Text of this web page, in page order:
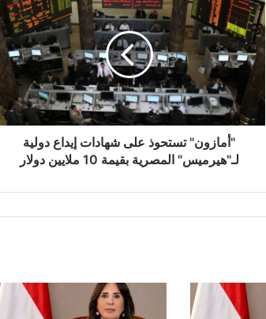
تستحوذ
على
شهادات
إيداع
دولية
لـ"هيرميس"
المصرية
بقيمة
"أمازون" تستحوذ على شهادات إيداع دولية
لـ"هيرميس" المصرية بقيمة 10 ملايين دولار